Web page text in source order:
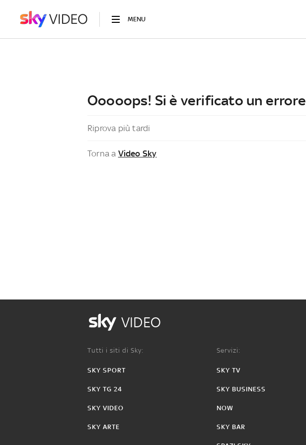
MENU
Ooooops! Si è verificato un errore
Riprova più tardi
Torna a Video Sky
VIDEO
Tutti i siti di Sky:
SKY SPORT
SKY TG 24
SKY VIDEO
SKY ARTE
Servizi:
SKY TV
SKY BUSINESS
NOW
SKY BAR